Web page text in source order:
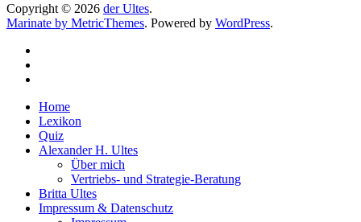
Copyright © 2026 der Ultes.
Marinate by MetricThemes. Powered by WordPress.
Home
Lexikon
Quiz
Alexander H. Ultes
Über mich
Vertriebs- und Strategie-Beratung
Britta Ultes
Impressum & Datenschutz